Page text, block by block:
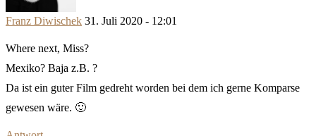
Franz Diwischek 31. Juli 2020 - 12:01
Where next, Miss?
Mexiko? Baja z.B. ?
Da ist ein guter Film gedreht worden bei dem ich gerne Komparse
gewesen wäre. 🙂